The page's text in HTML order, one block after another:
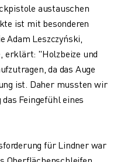
austauschen
ist mit besonderen
Adam Leszczyński,
erklärt: "Holzbeize und
da das Auge
ist. Daher mussten wir
Feingefühl eines
für Lindner war